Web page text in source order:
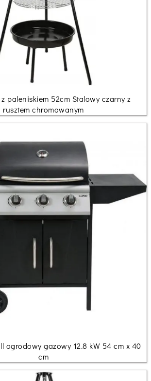
paleniskiem 52cm Stalowy czarny z
rusztem chromowanym
ogrodowy gazowy 12.8 kW 54 cm x 40
cm